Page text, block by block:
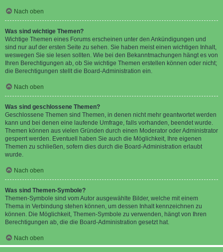
Nach oben
Was sind wichtige Themen?
Wichtige Themen eines Forums erscheinen unter den Ankündigungen und
sind nur auf der ersten Seite zu sehen. Sie haben meist einen wichtigen Inhalt,
weswegen Sie sie lesen sollten. Wie bei den Bekanntmachungen hängt es von
Ihren Berechtigungen ab, ob Sie wichtige Themen erstellen können oder nicht;
die Berechtigungen stellt die Board-Administration ein.
Nach oben
Was sind geschlossene Themen?
Geschlossene Themen sind Themen, in denen nicht mehr geantwortet werden
kann und bei denen eine laufende Umfrage, falls vorhanden, beendet wurde.
Themen können aus vielen Gründen durch einen Moderator oder Administrator
gesperrt werden. Eventuell haben Sie auch die Möglichkeit, Ihre eigenen
Themen zu schließen, sofern dies durch die Board-Administration erlaubt
wurde.
Nach oben
Was sind Themen-Symbole?
Themen-Symbole sind vom Autor ausgewählte Bilder, welche mit einem
Thema in Verbindung stehen können, um dessen Inhalt kennzeichnen zu
können. Die Möglichkeit, Themen-Symbole zu verwenden, hängt von Ihren
Berechtigungen ab, die die Board-Administration gesetzt hat.
Nach oben